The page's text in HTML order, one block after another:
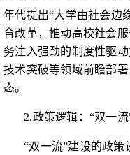
年代提出“大学由社会边
育改革，推动高校社会
务注入强劲的制度性驱
技术突破等领域前瞻部
态。
2.政策逻辑：“双一
“双一流”建设的政